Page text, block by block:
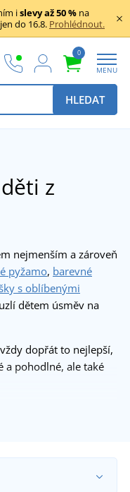
islevy až 50 % na
do 16.8. Prohlédnout.
0
MENU
HLEDAT
z
nejmenším a zároveň
pyžamo, barevné
s oblíbenými
dětem úsměv na
dopřát to nejlepší,
a pohodlné, ale také
stane se součástí